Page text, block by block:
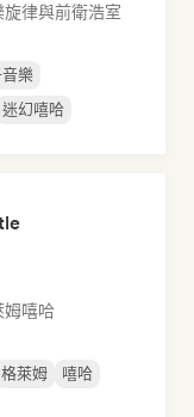
旋律與前衛浩室
樂
迷幻嘻哈
姆嘻哈
格萊姆
嘻哈